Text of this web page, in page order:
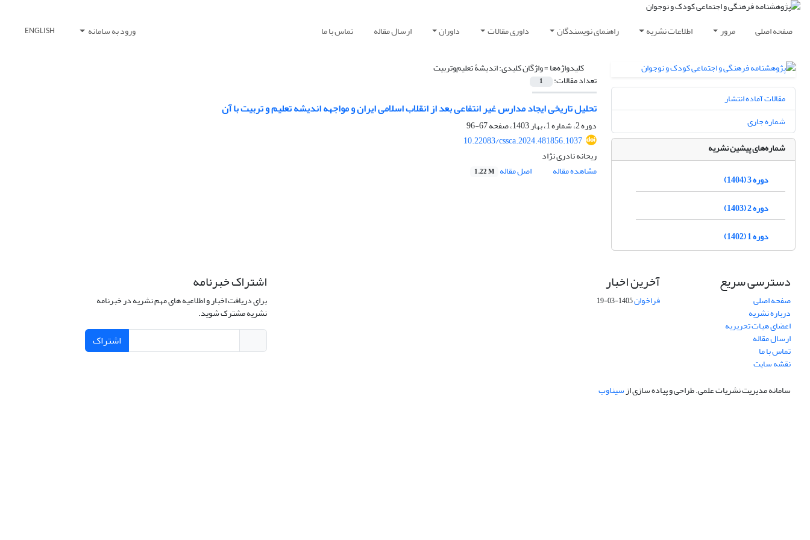
صفحه اصلی مرور اطلاعات نشریه راهنمای نویسندگان داوری مقالات داوران ارسال مقاله تماس با ما ورود به سامانه ENGLISH
کلیدواژه‌ها =واژگان کلیدی: اندیشۀ تعلیم‌وتربیت
تعداد مقالات: 1
تحلیل تاریخی ایجاد مدارس غیر انتفاعی بعد از انقلاب اسلامی ایران و مواجهه اندیشه تعلیم و تربیت با آن
دوره 2، شماره 1، بهار 1403، صفحه
67-96
10.22083/cssca.2024.481856.1037
ریحانه نادری نژاد
مشاهده مقاله
اصل مقاله 1.22 M
مقالات آماده انتشار
شماره جاری
شماره‌های پیشین نشریه
دوره 3 (1404)
دوره 2 (1403)
دوره 1 (1402)
دسترسی سریع
صفحه اصلی
درباره نشریه
اعضای هیات تحریریه
ارسال مقاله
تماس با ما
نقشه سایت
آخرین اخبار
فراخوان1405-03-19
اشتراک خبرنامه
برای دریافت اخبار و اطلاعیه های مهم نشریه در خبرنامه
نشریه مشترک شوید.
اشتراک
سامانه مدیریت نشریات علمی.طراحی و پیاده سازی ازسیناوب